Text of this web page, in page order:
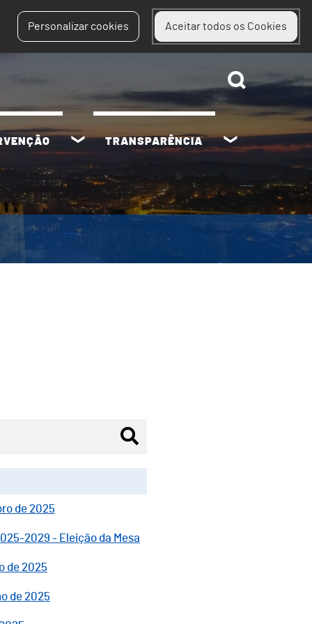
Personalizar cookies Aceitar todos os Cookies
TRANSPARÊNCIA
de 2025
2029 - Eleição da Mesa
de 2025
de 2025